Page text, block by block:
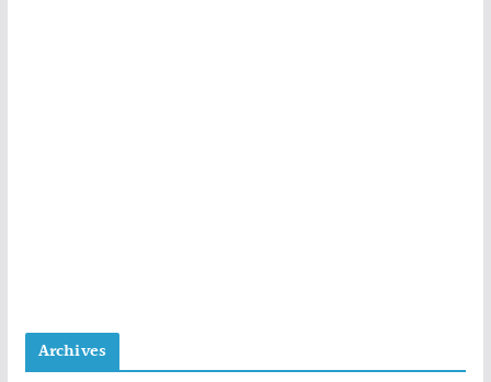
Archives